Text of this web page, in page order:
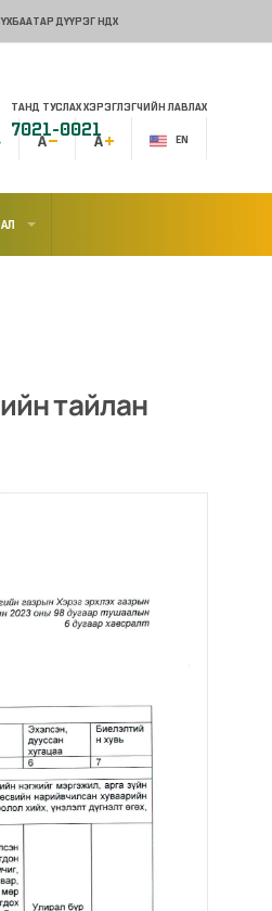
ДҮҮРЭГ НДХ
EN
ТАНД ТУСЛАХ ХЭРЭГЛЭГЧИЙН ЛАВЛАХ
7021-0021
тайлан